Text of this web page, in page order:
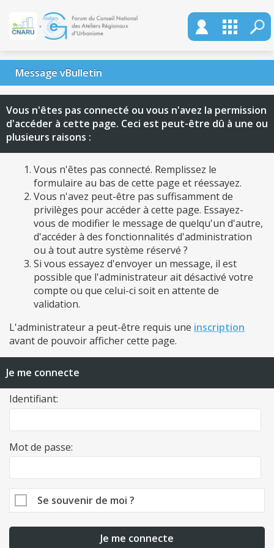
Message vBulletin
Vous n'êtes pas connecté ou vous n'avez la permission
d'accéder à cette page. Ceci est peut-être dû à une ou
plusieurs raisons :
Vous n'êtes pas connecté. Remplissez le
formulaire au bas de cette page et réessayez.
Vous n'avez peut-être pas suffisamment de
privilèges pour accéder à cette page. Essayez-
vous de modifier le message de quelqu'un d'autre,
d'accéder à des fonctionnalités d'administration
ou à tout autre système réservé ?
Si vous essayez d'envoyer un message, il est
possible que l'administrateur ait désactivé votre
compte ou que celui-ci soit en attente de
validation.
L'administrateur a peut-être requis une inscription
avant de pouvoir afficher cette page.
Je me connecte
Identifiant:
Mot de passe:
Se souvenir de moi ?
Je me connecte